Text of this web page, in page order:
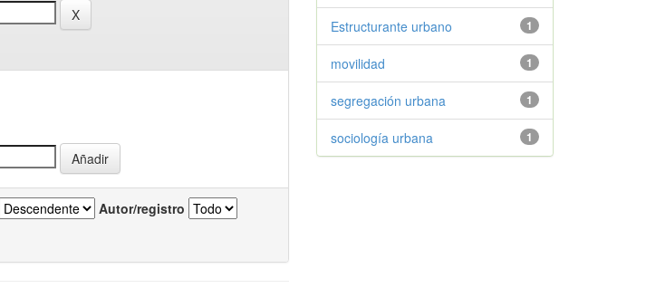
Autor/registro
1
Estructurante urbano
1
movilidad
1
segregación urbana
1
sociología urbana